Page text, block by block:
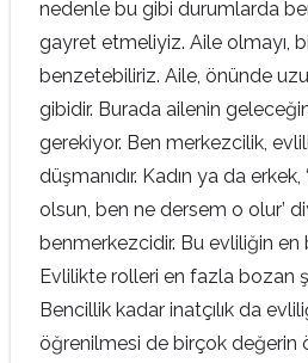
nedenle bu gibi durumlarda
gayret etmeliyiz. Aile olmayı,
benzetebiliriz. Aile, önünde
gibidir. Burada ailenin
gerekiyor. Ben merkezcilik,
düşmanıdır. Kadın ya da
olsun, ben ne dersem o olur’
benmerkezcidir. Bu evliliğin en
Evlilikte rolleri en fazla bozan
Bencillik kadar inatçılık da
öğrenilmesi de birçok değerin